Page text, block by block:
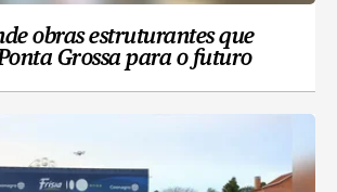
obras estruturantes que
Grossa para o futuro